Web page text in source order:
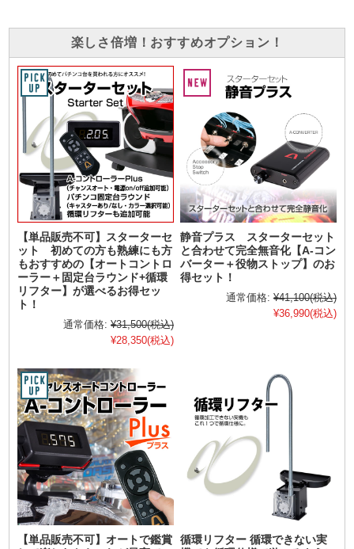
楽しさ倍増！おすすめオプション！
【単品販売不可】スターターセ
ット 初めての方も熟練にも方
もおすすめの【オートコントロ
ーラー＋固定台ラウンド+循環
リフター】が選べるお得セッ
ト！
通常価格: ¥31,500(税込)
¥28,350(税込)
静音プラス スターターセット
と合わせて完全無音化【A-コン
バーター＋役物ストップ】のお
得セット！
通常価格: ¥41,100(税込)
¥36,990(税込)
【単品販売不可】オートで鑑賞
循環リフター 循環できない実